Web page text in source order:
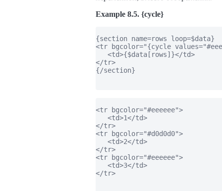
Example 8.5. {cycle}
{section name=rows loop=$data}
<tr bgcolor="{cycle
   <td>{$data[rows]}</td>
</tr>
{/section}
<tr bgcolor="#eeeeee">
   <td>1</td>
</tr>
<tr bgcolor="#d0d0d0">
   <td>2</td>
</tr>
<tr bgcolor="#eeeeee">
   <td>3</td>
</tr>